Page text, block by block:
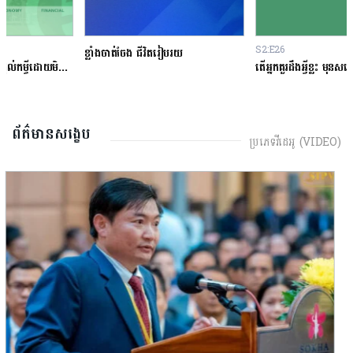
ខ្លាំងចាត់ចែង ជីវិតរៀបរយ
តើអ្នកគួរដឹងអ្វីខ្លះ មុនសម្រេចចិត្តខ្ចីលុយនៅធនាគារ?
ព័ត៌មានសង្ខេប ប្រភេទវីដេអូ (VIDEO)